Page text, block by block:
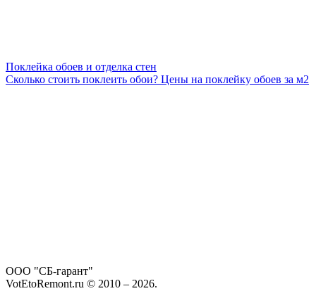
Поклейка обоев и отделка стен
Сколько стоить поклеить обои? Цены на поклейку обоев за м2
ООО "СБ-гарант"
VotEtoRemont.ru © 2010 – 2026.